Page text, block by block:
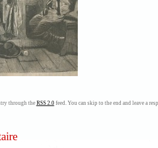
through the RSS 2.0feed. You can skip to the end and leave a